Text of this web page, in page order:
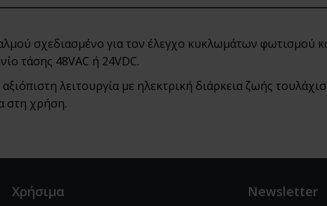
σχεδιασμένο για τον έλεγχο κυκλωμάτων φωτισμού
τάσης 48VAC ή 24VDC.
λειτουργία με ηλεκτρική διάρκεια ζωής
στη χρήση.
Newsletter
Χρήσιμα